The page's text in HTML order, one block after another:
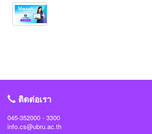
ติดต่อเรา
045-352000 - 3300
info.cs@ubru.ac.th